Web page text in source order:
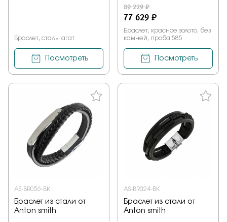
Браслет, сталь, агат
Посмотреть
89 229 ₽
77 629 ₽
Браслет, красное золото, без
камней, проба 585
Посмотреть
AS-BR056-BK
Браслет из стали от
Anton smith
AS-BR024-BK
Браслет из стали от
Anton smith